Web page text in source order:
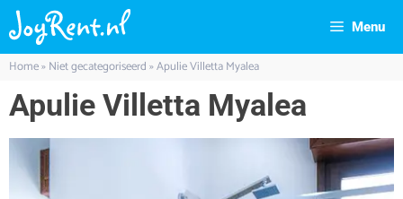
Menu
Home»Niet gecategoriseerd»Apulie Villetta Myalea
Apulie Villetta Myalea